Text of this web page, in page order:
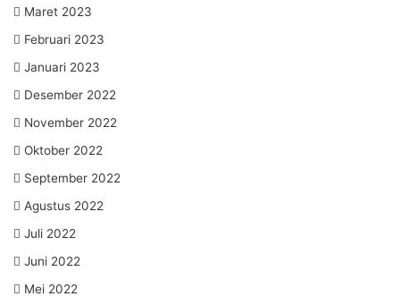
Maret 2023
Februari 2023
Januari 2023
Desember 2022
November 2022
Oktober 2022
September 2022
Agustus 2022
Juli 2022
Juni 2022
Mei 2022